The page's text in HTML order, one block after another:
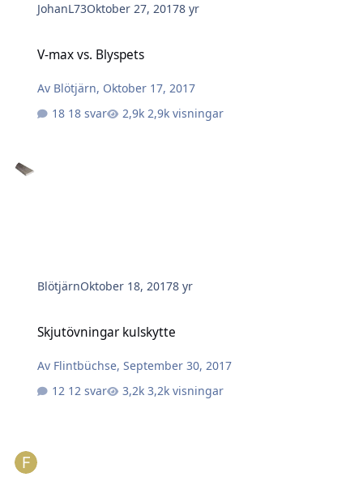
JohanL73Oktober 27, 20178 yr
V-max vs. Blyspets
Av Blötjärn, Oktober 17, 2017
18 svar
2,9k visningar
BlötjärnOktober 18, 20178 yr
Skjutövningar kulskytte
Av Flintbüchse,September 30, 2017
12 svar
3,2k visningar